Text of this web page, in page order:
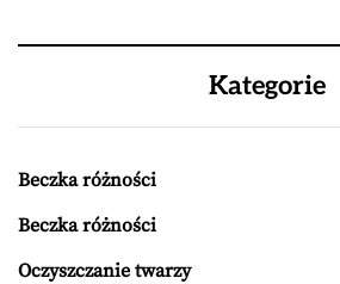
Kategorie
Beczka różności
Beczka różności
Oczyszczanie twarzy